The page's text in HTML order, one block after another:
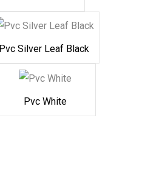
Pvc Silver Leaf Black
Pvc White